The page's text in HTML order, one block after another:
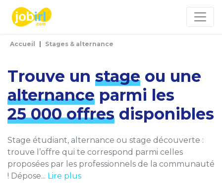
Accueil Stages & alternance
Trouve un stage ou une
alternance parmi les
25 000 offres disponibles
Stage étudiant, alternance ou stage découverte :
trouve l’offre qui te correspond parmi celles
proposées par les professionnels de la communauté
! Dépose... Lire plus
Panneau de gestion des cookies